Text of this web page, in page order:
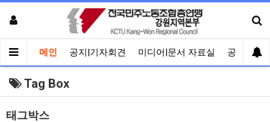
메인 공지|기자회견 미디어|문서 자료실 공유게시
Tag Box
태그박스